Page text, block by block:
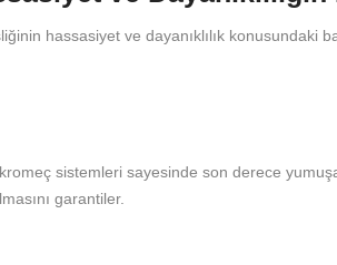
hassasiyet ve dayanıklılık konusundaki
sistemleri sayesinde son derece
garantiler.